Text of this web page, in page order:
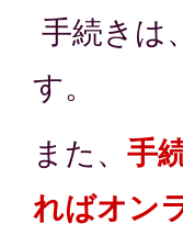
手続きは
す。
また、 手
ればオン